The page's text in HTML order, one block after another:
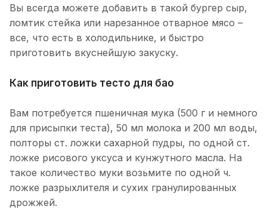
Вы всегда можете добавить в такой бургер сыр,
ломтик стейка или нарезанное отварное мясо –
все, что есть в холодильнике, и быстро
приготовить вкуснейшую закуску.
Как приготовить тесто для бао
Вам потребуется пшеничная мука (500 г и немного
для присыпки теста), 50 мл молока и 200 мл воды,
полторы ст. ложки сахарной пудры, по одной ст.
ложке рисового уксуса и кунжутного масла. На
такое количество муки возьмите по одной ч.
ложке разрыхлителя и сухих гранулированных
дрожжей.